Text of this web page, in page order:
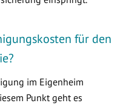
für den
im Eigenheim
Punkt geht es